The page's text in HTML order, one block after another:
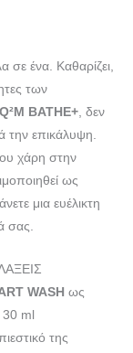
σε ένα. Καθαρίζει,
των
Q²M BATHE+, δεν
την επικάλυψη.
χάρη στην
ως
μια ευέλικτη
σας.
WASH ως
ml
της